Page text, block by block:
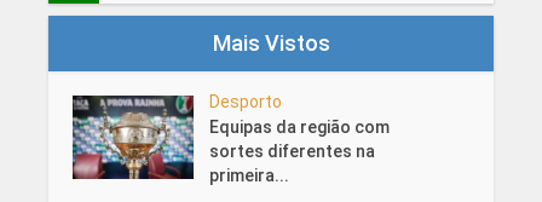
Mais Vistos
Desporto
Equipas da região com
sortes diferentes na
primeira...